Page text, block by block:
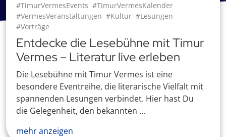
#TimurVermesEvents #TimurVermesKalender
#VermesVeranstaltungen #Kultur #Lesungen
#Vorträge
Entdecke die Lesebühne mit Timur
Vermes – Literatur live erleben
Die Lesebühne mit Timur Vermes ist eine
besondere Eventreihe, die literarische Vielfalt mit
spannenden Lesungen verbindet. Hier hast Du
die Gelegenheit, den bekannten ...
mehr anzeigen